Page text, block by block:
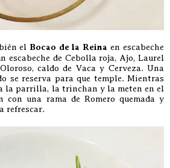
el Bocao de la Reina en escabeche
escabeche de Cebolla roja, Ajo, Laurel
caldo de Vaca y Cerveza. Una
se reserva para que temple. Mientras
la parrilla, la trinchan y la meten en el
con una rama de Romero quemada y
refrescar.